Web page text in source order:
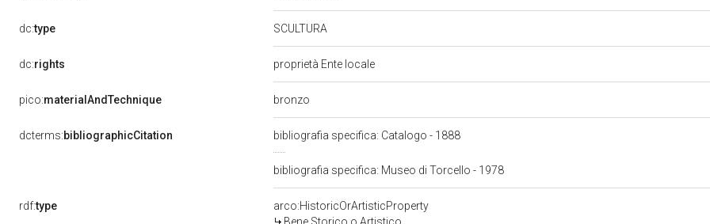
dc:type SCULTURA
dc:rights proprietà Ente locale
pico:materialAndTechnique bronzo
dcterms:bibliographicCitation bibliografia specifica: Catalogo - 1888
bibliografia specifica: Museo di Torcello - 1978
rdf:type
arco:HistoricOrArtisticProperty